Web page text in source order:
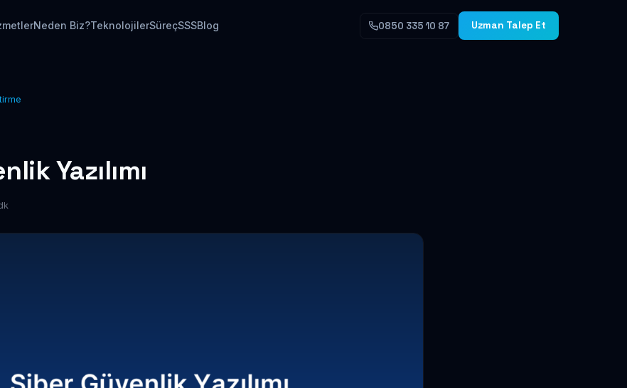
Neden Biz?TeknolojilerSüreçSSSBlog 0850 335 10 87 Uzman Talep Et
Yazılımı